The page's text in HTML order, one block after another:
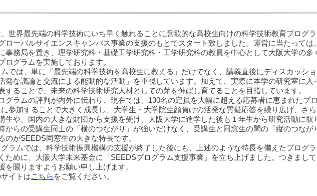
世界最先端の科学技術にいち早く触れることに意欲的な高校生向けの科学技術教育プログ
ローバルサイエンスキャンパス事業の支援のもとでスタート致しました。運営に当たっては
事務局を置き、理学研究科・基礎工学研究科・工学研究科の教員を中心として大阪大学の
ログラムを実施しております。
では、単に「最先端の科学技術を高校生に教える」だけでなく、講義直後にディスカッシ
発な議論と交流による能動的な活動」を重視しています。加えて、実際に本学の研究室に入
することで、未来の科学技術研究人材としての芽を伸ばし育てることを目指しています。
グラムの評判が内外に伝わり、現在では、130名の定員を大幅に超える応募者に恵まれたプ
参加することで大きく成長し、大学生・大学院生顔負けの活発な質疑応答を繰り広げ、さ
生や、国内の大きな財団から支援を受け、大阪大学に進学した後も１年生から研究活動に取
からの受講生同士の「横のつながり」が強いだけなく、受講生と同窓生の間の「縦のつなが
のがSEEDS同窓生の大きな特長です。
ラムでは、科学技術振興機構の支援が終了した後にも、上述のような特長を備えたプログ
ために、大阪大学未来基金に「SEEDSプログラム支援事業」を立ち上げました。つきまし
を賜りますようお願い申し上げます。
イトはこちら をご覧ください。